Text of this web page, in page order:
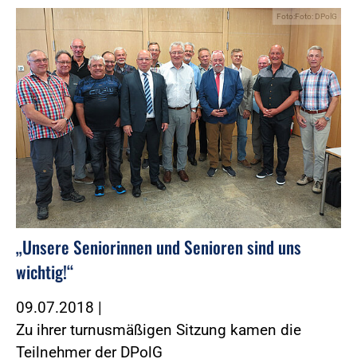
Foto:Foto: DPolG
„Unsere Seniorinnen und Senioren sind uns
wichtig!“
09.07.2018 |
Zu ihrer turnusmäßigen Sitzung kamen die
Teilnehmer der DPolG